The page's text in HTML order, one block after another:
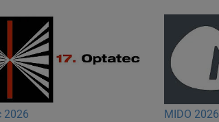
2026 MIDO 2026